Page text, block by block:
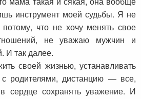
инструмент моей судьбы. Я не
что не хочу менять свое
не уважаю мужчин и
И так далее.
своей жизнью, устанавливать
родителями, дистанцию — все,
сердце сохранять уважение. И